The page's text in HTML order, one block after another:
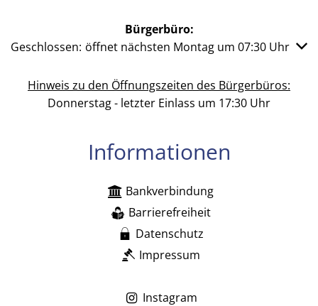
Bürgerbüro:
Klicken, um weitere Öffnungs- oder Schließzeiten
Geschlossen: öffnet nächsten Montag um 07:30 Uhr
Hinweis zu den Öffnungszeiten des Bürgerbüros:
Donnerstag - letzter Einlass um 17:30 Uhr
Informationen
Bankverbindung
Barrierefreiheit
Datenschutz
Impressum
Instagram